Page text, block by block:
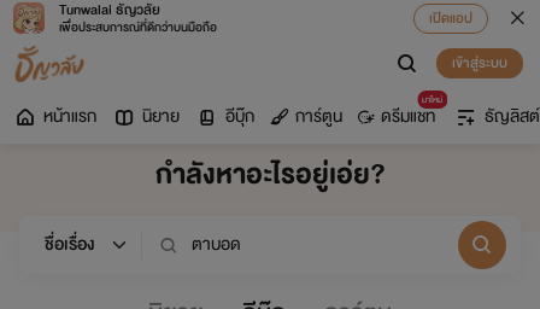
Tunwalai ธัญวลัย
เพื่อประสบการณ์ที่ดีกว่าบนมือถือ
เปิดแอป
เข้าสู่ระบบ
หน้าแรก นิยาย อีบุ๊ก การ์ตูน
มาใหม่
ดรีมแชท ธัญลิสต์
กำลังหาอะไรอยู่เอ่ย?